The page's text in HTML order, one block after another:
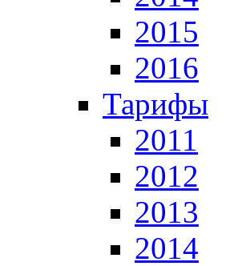
2015
2016
Тарифы
2011
2012
2013
2014